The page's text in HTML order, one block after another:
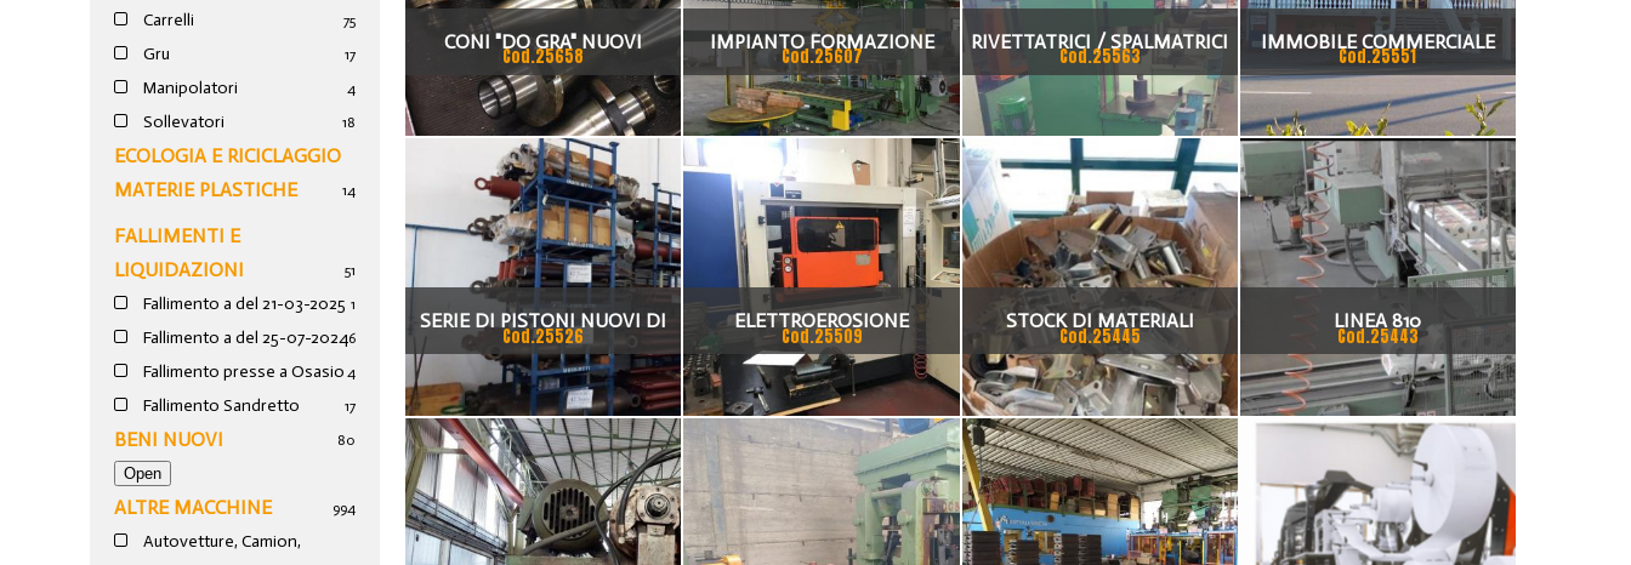
Carrelli 75
Gru 17
Manipolatori 4
Sollevatori 18
ECOLOGIA E RICICLAGGIO
MATERIE PLASTICHE
14
FALLIMENTI E
LIQUIDAZIONI
51
Fallimento a del 21-03-2025 1
Fallimento a del 25-07-20246
Fallimento presse a Osasio 4
Fallimento Sandretto 17
BENI NUOVI 80
ALTRE MACCHINE 994
Autovetture, Camion,
CONI "DO GRA" NUOVI
Cod.25658
IMPIANTO FORMAZIONE
PACCHI BOBINE CON
REGGIATURA MANUALE RIZZI
Cod.25607
RIVETTATRICI / SPALMATRICI
Cod.25563
IMMOBILE COMMERCIALE
CON APPARTAMENTO
NEGOZIO E MAGAZZINO
FRONTE STRADA
Cod.25551
SERIE DI PISTONI NUOVI DI
VARIE MISURE
Cod.25526
ELETTROEROSIONE
CHARMILLES ROBOFORM 20
Cod.25509
STOCK DI MATERIALI
Cod.25445
LINEA 810
Cod.25443